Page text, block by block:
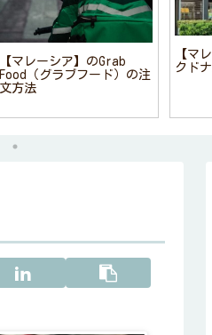
【マレーシア】のGrab
Food（グラブフード）の注
文方法
【マ
クド